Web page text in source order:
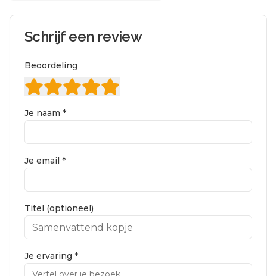
Schrijf een review
Beoordeling
Je naam *
Je email *
Titel (optioneel)
Je ervaring *